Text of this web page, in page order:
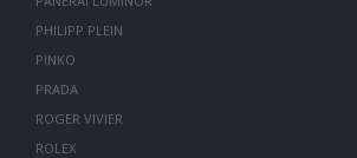
PHILIPP PLEIN
PINKO
PRADA
ROGER VIVIER
ROLEX